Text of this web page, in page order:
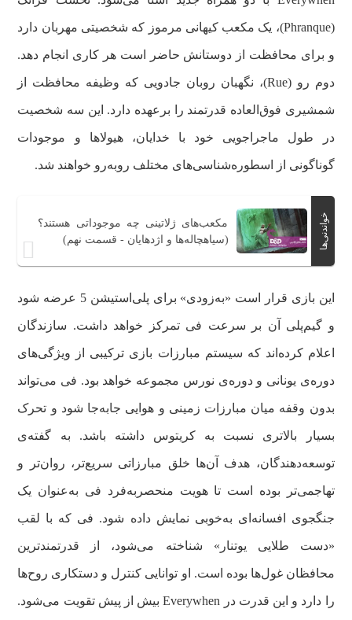
(Phranque)، یک مکعب کیهانی مرموز که شخصیتی مهربان دارد
و برای محافظت از دوستانش حاضر است هر کاری انجام دهد.
دوم رو (Rue)، نگهبان روبان جادویی که وظیفه محافظت از
شمشیری فوق‌العاده قدرتمند را برعهده دارد. این سه شخصیت
در طول ماجراجویی خود با خدایان، هیولاها و موجودات
گوناگونی از اسطوره‌شناسی‌های مختلف روبه‌رو خواهند شد.
خواندنی‌ها
مکعب‌های ژلاتینی چه موجوداتی هستند؟
(سیاهچاله‌ها و اژدهایان - قسمت نهم)
این بازی قرار است «به‌زودی» برای پلی‌استیشن 5 عرضه شود
و گیم‌پلی آن بر سرعت فی تمرکز خواهد داشت. سازندگان
اعلام کرده‌اند که سیستم مبارزات بازی ترکیبی از ویژگی‌های
دوره‌ی یونانی و دوره‌ی نورس مجموعه خواهد بود. فی می‌تواند
بدون وقفه میان مبارزات زمینی و هوایی جابه‌جا شود و تحرک
بسیار بالاتری نسبت به کریتوس داشته باشد. به گفته‌ی
توسعه‌دهندگان، هدف آن‌ها خلق مبارزاتی سریع‌تر، روان‌تر و
تهاجمی‌تر بوده است تا هویت منحصربه‌فرد فی به‌عنوان یک
جنگجوی افسانه‌ای به‌خوبی نمایش داده شود. فی که با لقب
«دست طلایی یوتنار» شناخته می‌شود، از قدرتمندترین
محافظان غول‌ها بوده است. او توانایی کنترل و دستکاری روح‌ها
را دارد و این قدرت در Everywhen بیش از پیش تقویت می‌شود.